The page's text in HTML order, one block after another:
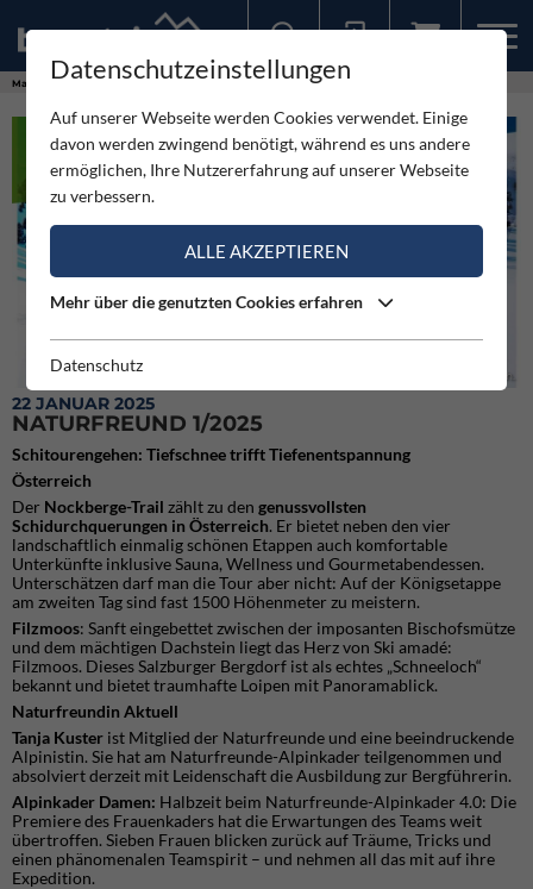
Magazine
Der Nockberge-Trail zählt zu den genussvollsten Schidurchquerungen in Österreich.
22 JANUAR 2025
NATURFREUND 1/2025
Schitourengehen: Tiefschnee trifft Tiefenentspannung
Österreich
Der Nockberge-Trail zählt zu den genussvollsten
Schidurchquerungen in Österreich. Er bietet neben den vier
landschaftlich einmalig schönen Etappen auch komfortable
Unterkünfte inklusive Sauna, Wellness und Gourmetabendessen.
Unterschätzen darf man die Tour aber nicht: Auf der Königsetappe
am zweiten Tag sind fast 1500 Höhenmeter zu meistern.
Filzmoos: Sanft eingebettet zwischen der imposanten Bischofsmütze
und dem mächtigen Dachstein liegt das Herz von Ski amadé:
Filzmoos. Dieses Salzburger Bergdorf ist als echtes „Schneeloch“
bekannt und bietet traumhafte Loipen mit Panoramablick.
Naturfreundin Aktuell
Tanja Kuster ist Mitglied der Naturfreunde und eine beeindruckende
Alpinistin. Sie hat am Naturfreunde-Alpinkader teilgenommen und
absolviert derzeit mit Leidenschaft die Ausbildung zur Bergführerin.
Alpinkader Damen: Halbzeit beim Naturfreunde-Alpinkader 4.0: Die
Premiere des Frauenkaders hat die Erwartungen des Teams weit
übertroffen. Sieben Frauen blicken zurück auf Träume, Tricks und
einen phänomenalen Teamspirit – und nehmen all das mit auf ihre
Expedition.
Datenschutzeinstellungen
Auf unserer Webseite werden Cookies verwendet. Einige
davon werden zwingend benötigt, während es uns andere
ermöglichen, Ihre Nutzererfahrung auf unserer Webseite
zu verbessern.
ALLE AKZEPTIEREN
Mehr über die genutzten Cookies erfahren
Datenschutz